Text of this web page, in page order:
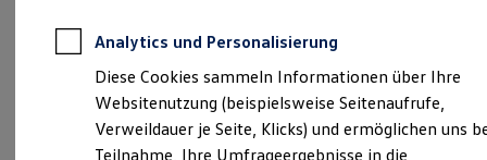
Kfz-Versicherung
Restschuldversicherungen
Garantien
Wartungsverträge
Geschäftskunden
Professional Class bei Volkswagen
Verantwortlich für die Inhalte auf dieser Seite ist die Autohaus
Lindheimer GmbH (Impressum & Rechtliches)
Analytics und Personalisierung
Diese Cookies sammeln Informationen über Ihre
Websitenutzung (beispielsweise Seitenaufrufe,
Verweildauer je Seite, Klicks) und ermöglichen uns
Teilnahme, Ihre Umfrageergebnisse in die